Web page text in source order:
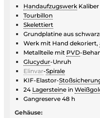
Handaufzugswerk Kaliber
Tourbillon
Skelettiert
Grundplatine aus
Werk mit Hand dekoriert,
Metallteile mit PVD-
Glucydur-Unruh
Elinvar-Spirale
KIF-Elastor-
24 Lagersteine in
Gangreserve 48 h
Gehäuse: